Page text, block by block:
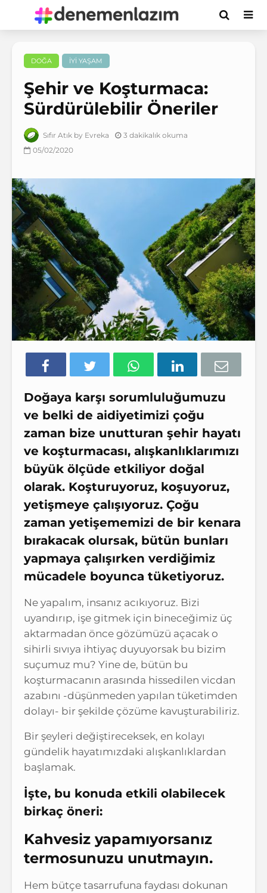
DOĞA İYI YAŞAM
Şehir ve Koşturmaca:
Sürdürülebilir Öneriler
Sıfır Atık by Evreka
3 dakikalık okuma
05/02/2020
Doğaya karşı sorumluluğumuzu
ve belki de aidiyetimizi çoğu
zaman bize unutturan şehir hayatı
ve koşturmacası, alışkanlıklarımızı
büyük ölçüde etkiliyor doğal
olarak. Koşturuyoruz, koşuyoruz,
yetişmeye çalışıyoruz. Çoğu
zaman yetişememizi de bir kenara
bırakacak olursak, bütün bunları
yapmaya çalışırken verdiğimiz
mücadele boyunca tüketiyoruz.
Ne yapalım, insanız acıkıyoruz. Bizi
uyandırıp, işe gitmek için bineceğimiz üç
aktarmadan önce gözümüzü açacak o
sihirli sıvıya ihtiyaç duyuyorsak bu bizim
suçumuz mu? Yine de, bütün bu
koşturmacanın arasında hissedilen vicdan
azabını -düşünmeden yapılan tüketimden
dolayı- bir şekilde çözüme kavuşturabiliriz.
Bir şeyleri değiştireceksek, en kolayı
gündelik hayatımızdaki alışkanlıklardan
başlamak.
İşte, bu konuda etkili olabilecek
birkaç öneri:
Kahvesiz yapamıyorsanız
termosunuzu unutmayın.
Hem bütçe tasarrufuna faydası dokunan